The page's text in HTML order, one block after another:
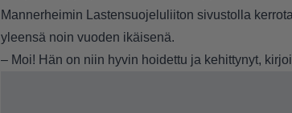
Mannerheimin Lastensuojeluliiton sivustolla
yleensä noin vuoden ikäisenä.
– Moi! Hän on niin hyvin hoidettu ja kehittynyt,